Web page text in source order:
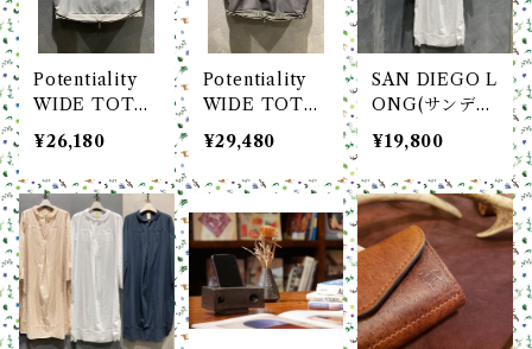
Potentiality
WIDE TOTE
Deerskin Rec
ycle Nylon /
S
¥26,180
Potentiality
WIDE TOTE
Deerskin Rec
ycle Nylon /
M
¥29,480
SAN DIEGO L
ONG(サンディ
エゴ ロング) 綿
麻コードレーン
ホワイト boga
boga Looplin
e
¥19,800